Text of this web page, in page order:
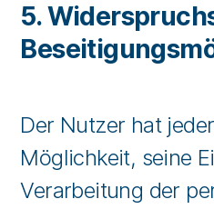
5.
Der Nutzer hat
Möglichkeit, seine
Verarbeitung der